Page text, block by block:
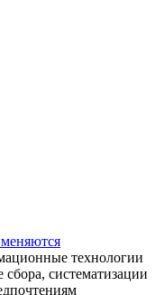
технологии
систематизации